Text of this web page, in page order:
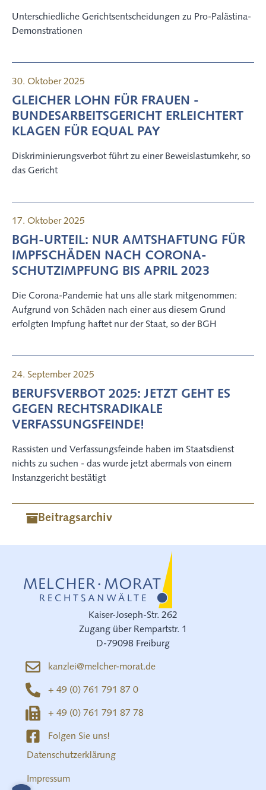
Unterschiedliche Gerichtsentscheidungen zu Pro-Palästina-
Demonstrationen
30. Oktober 2025
GLEICHER LOHN FÜR FRAUEN -
BUNDES­A­R­BEITS­GERICHT ERLEICHTERT
KLAGEN FÜR EQUAL PAY
Diskriminierungsverbot führt zu einer Beweislastumkehr, so
das Gericht
17. Oktober 2025
BGH-URTEIL: NUR AMTSHAFTUNG FÜR
IMPFSCHÄDEN NACH CORONA-
SCHUTZIMPFUNG BIS APRIL 2023
Die Corona-Pandemie hat uns alle stark mitgenommen:
Aufgrund von Schäden nach einer aus diesem Grund
erfolgten Impfung haftet nur der Staat, so der BGH
24. September 2025
BERUFSVERBOT 2025: JETZT GEHT ES
GEGEN RECHTSRADIKALE
VERFASSUNGSFEINDE!
Rassisten und Verfassungsfeinde haben im Staatsdienst
nichts zu suchen - das wurde jetzt abermals von einem
Instanzgericht bestätigt
Beitragsarchiv
Kaiser-Joseph-Str. 262
Zugang über Rempartstr. 1
D-79098 Freiburg
kanzlei@melcher-morat.de
+ 49 (0) 761 791 87 0
+ 49 (0) 761 791 87 78
Folgen Sie uns!
Datenschutzerklärung
Impressum